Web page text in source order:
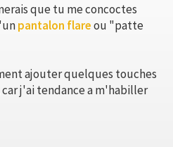
que tu me concoctes
pantalon flareou "patte
ajouter quelques touches
j'ai tendance a m'habiller